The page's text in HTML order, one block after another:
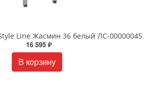
Line Жасмин 36 белый ЛС-00000045
16 595 ₽
В корзину